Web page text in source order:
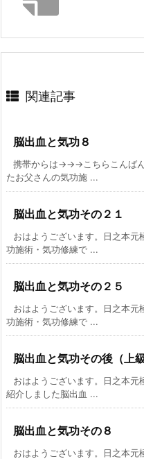
関連記事
脳出血と気功８
携帯からは→→→こちらこんば
たお父さんの気功施 ...
脳出血と気功その２１
おはようございます。日之本
功施術・気功修練で ...
脳出血と気功その２５
おはようございます。日之本
功施術・気功修練で ...
脳出血と気功その後（上
おはようございます。日之本
紹介しました脳出血 ...
脳出血と気功その８
おはようございます。日之本